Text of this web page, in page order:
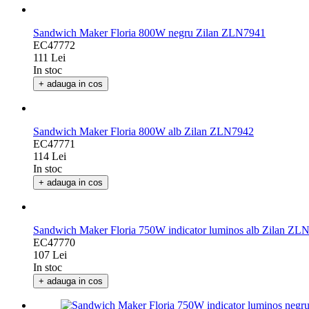
Sandwich Maker Floria 800W negru Zilan ZLN7941
EC47772
111 Lei
In stoc
+ adauga in cos
Sandwich Maker Floria 800W alb Zilan ZLN7942
EC47771
114 Lei
In stoc
+ adauga in cos
Sandwich Maker Floria 750W indicator luminos alb Zilan
EC47770
107 Lei
In stoc
+ adauga in cos